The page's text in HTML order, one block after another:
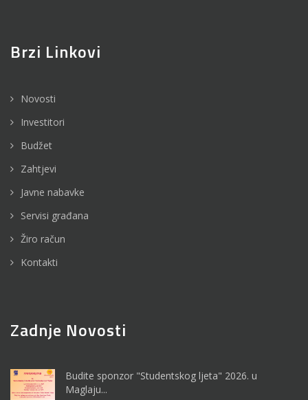
Brzi Linkovi
Novosti
Investitori
Budžet
Zahtjevi
Javne nabavke
Servisi građana
Žiro račun
Kontakti
Zadnje Novosti
Budite sponzor "Studentskog ljeta" 2026. u
Maglaju...